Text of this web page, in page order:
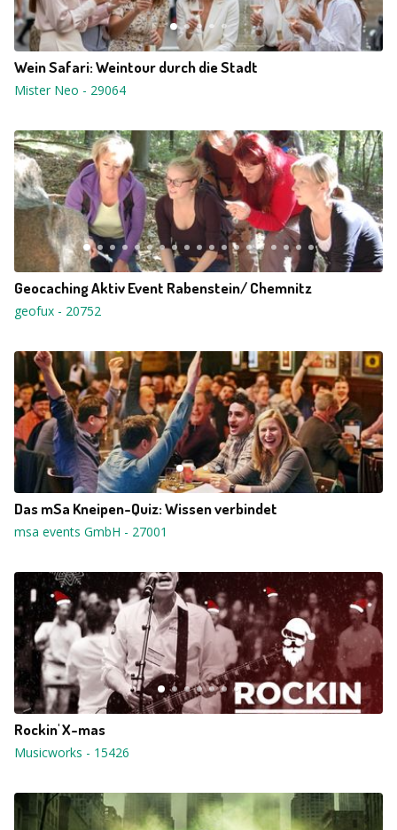
Wein Safari: Weintour durch die Stadt
Mister Neo - 29064
Geocaching Aktiv Event Rabenstein/ Chemnitz
geofux - 20752
Das mSa Kneipen-Quiz: Wissen verbindet
msa events GmbH - 27001
Rockin' X-mas
Musicworks - 15426